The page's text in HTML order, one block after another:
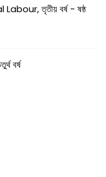
তৃতীয় বর্ষ - ষষ্ঠ
বর্ষ